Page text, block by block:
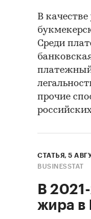
В
Среди
прочие
СТАТЬЯ, 5
BUSINESSTAT
В
жира в